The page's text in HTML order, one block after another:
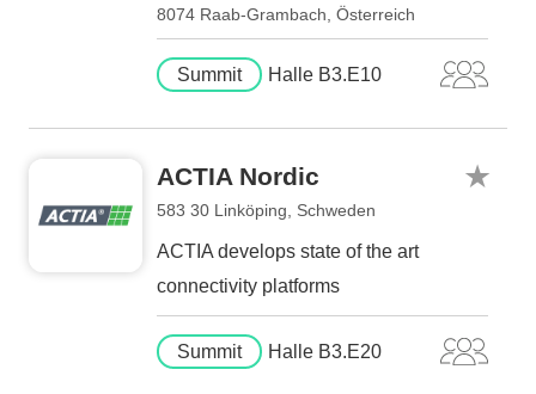
8074 Raab-Grambach, Österreich
Summit Halle B3.E10
ACTIA Nordic
583 30 Linköping, Schweden
ACTIA develops state of the art
connectivity platforms
Summit Halle B3.E20